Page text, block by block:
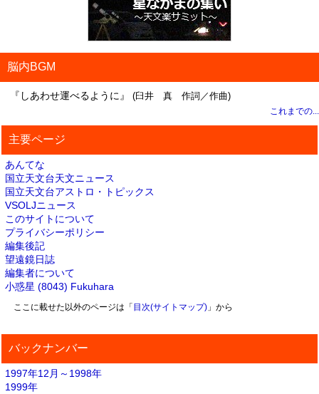
脳内BGM
『しあわせ運べるように』 (臼井 真 作詞／作曲)
これまでの...
主要ページ
あんてな
国立天文台天文ニュース
国立天文台アストロ・トピックス
VSOLJニュース
このサイトについて
プライバシーポリシー
編集後記
望遠鏡日誌
編集者について
小惑星 (8043) Fukuhara
ここに載せた以外のページは「 目次(サイトマップ)」から
バックナンバー
1997年12月～1998年
1999年